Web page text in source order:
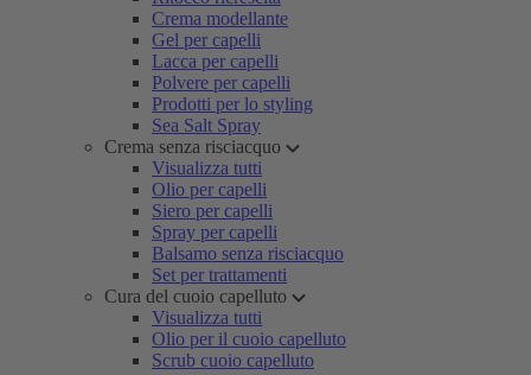
Crema modellante
Gel per capelli
Lacca per capelli
Polvere per capelli
Prodotti per lo styling
Sea Salt Spray
Crema senza risciacquo
Visualizza tutti
Olio per capelli
Siero per capelli
Spray per capelli
Balsamo senza risciacquo
Set per trattamenti
Cura del cuoio capelluto
Visualizza tutti
Olio per il cuoio capelluto
Scrub cuoio capelluto